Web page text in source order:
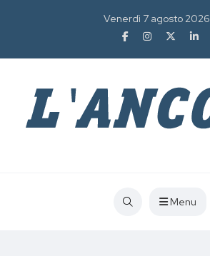
Venerdì 7 agosto 2026
Menu